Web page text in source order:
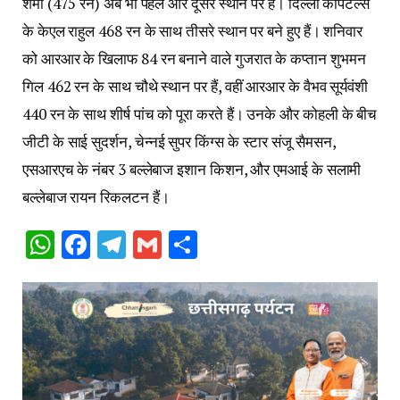
के केएल राहुल 468 रन के साथ तीसरे स्थान पर बने हुए हैं। शनिवार
को आरआर के खिलाफ 84 रन बनाने वाले गुजरात के कप्तान शुभमन
गिल 462 रन के साथ चौथे स्थान पर हैं, वहीं आरआर के वैभव सूर्यवंशी
440 रन के साथ शीर्ष पांच को पूरा करते हैं। उनके और कोहली के बीच
जीटी के साई सुदर्शन, चेन्नई सुपर किंग्स के स्टार संजू सैमसन,
एसआरएच के नंबर 3 बल्लेबाज इशान किशन, और एमआई के सलामी
बल्लेबाज रायन रिकलटन हैं।
WhatsApp
Facebook
Telegram
Gmail